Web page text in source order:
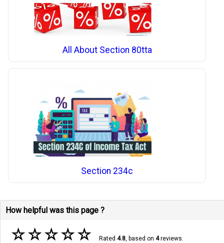
All About Section 80tta
Section 234c
How helpful was this page ?
☆☆☆☆☆ Rated 4.8, based on 4reviews.